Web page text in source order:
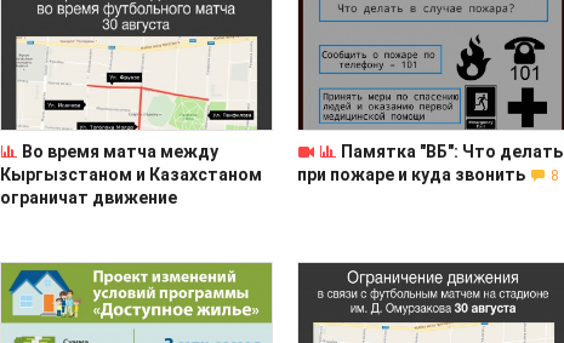
Во время матча между
Кыргызстаном и Казахстаном
ограничат движение
Памятка "ВБ": Что делать
при пожаре и куда звонить
8